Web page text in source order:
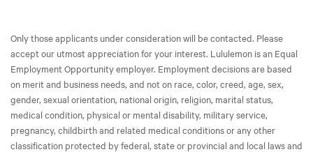
Only those applicants under consideration will be contacted. Please
accept our utmost appreciation for your interest. Lululemon is an Equal
Employment Opportunity employer. Employment decisions are based
on merit and business needs, and not on race, color, creed, age, sex,
gender, sexual orientation, national origin, religion, marital status,
medical condition, physical or mental disability, military service,
pregnancy, childbirth and related medical conditions or any other
classification protected by federal, state or provincial and local laws and